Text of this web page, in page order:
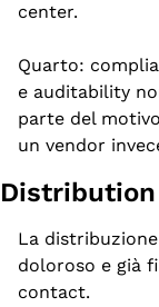
center.
Quarto:
e auditability
parte del
un vendor
Distribution
La
doloroso e già
contact.